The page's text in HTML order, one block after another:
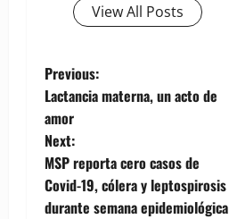
View All Posts
P
o
s
t
Previous:
Lactancia materna, un acto de
amor
Next:
MSP reporta cero casos de
Covid-19, cólera y leptospirosis
durante semana epidemiológica